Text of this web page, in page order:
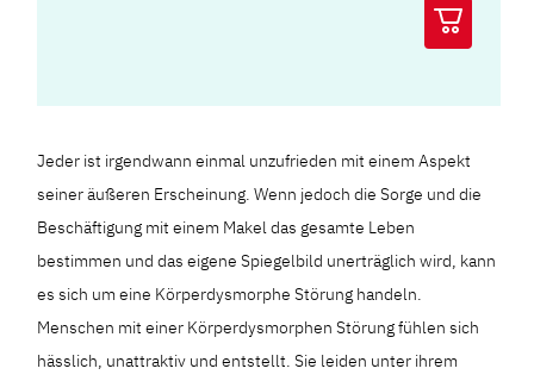
Jeder ist irgendwann einmal unzufrieden mit einem Aspekt
seiner äußeren Erscheinung. Wenn jedoch die Sorge und die
Beschäftigung mit einem Makel das gesamte Leben
bestimmen und das eigene Spiegelbild unerträglich wird, kann
es sich um eine Körperdysmorphe Störung handeln.
Menschen mit einer Körperdysmorphen Störung fühlen sich
hässlich, unattraktiv und entstellt. Sie leiden unter ihrem